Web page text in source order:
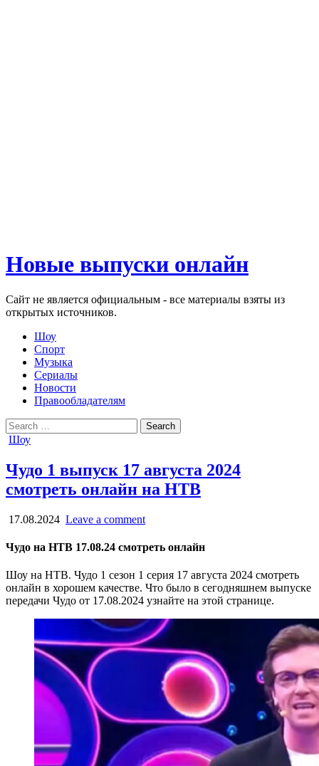
Новые выпуски онлайн
Сайт не является официальным - все материалы взяты из
открытых источников.
Шоу
Спорт
Музыка
Сериалы
Новости
Правообладателям
Search
for:
Posted
Шоу
Чудо 1 выпуск 17 августа 2024
смотреть онлайн на НТВ
17.08.2024 Leave a comment
Чудо на НТВ 17.08.24 смотреть онлайн
Шоу на НТВ. Чудо 1 сезон 1 серия 17 августа 2024 смотреть
онлайн в хорошем качестве. Что было в сегодняшнем выпуске
передачи Чудо от 17.08.2024 узнайте на этой странице.